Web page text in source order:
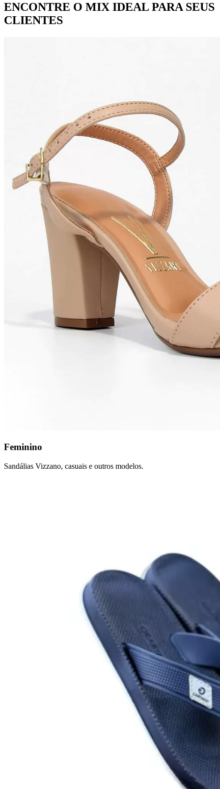
ENCONTRE O MIX IDEAL PARA SEUS
CLIENTES
Feminino
Sandálias Vizzano, casuais e outros modelos.